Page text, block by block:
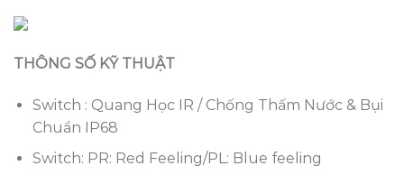
THÔNG SỐ KỸ THUẬT
Switch : Quang Học IR / Chống Thấm Nước & Bụi
Chuẩn IP68
Switch: PR: Red Feeling/PL: Blue feeling